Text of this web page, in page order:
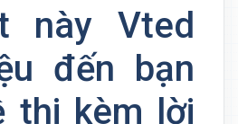
này Vted
đến bạn
thi kèm lời